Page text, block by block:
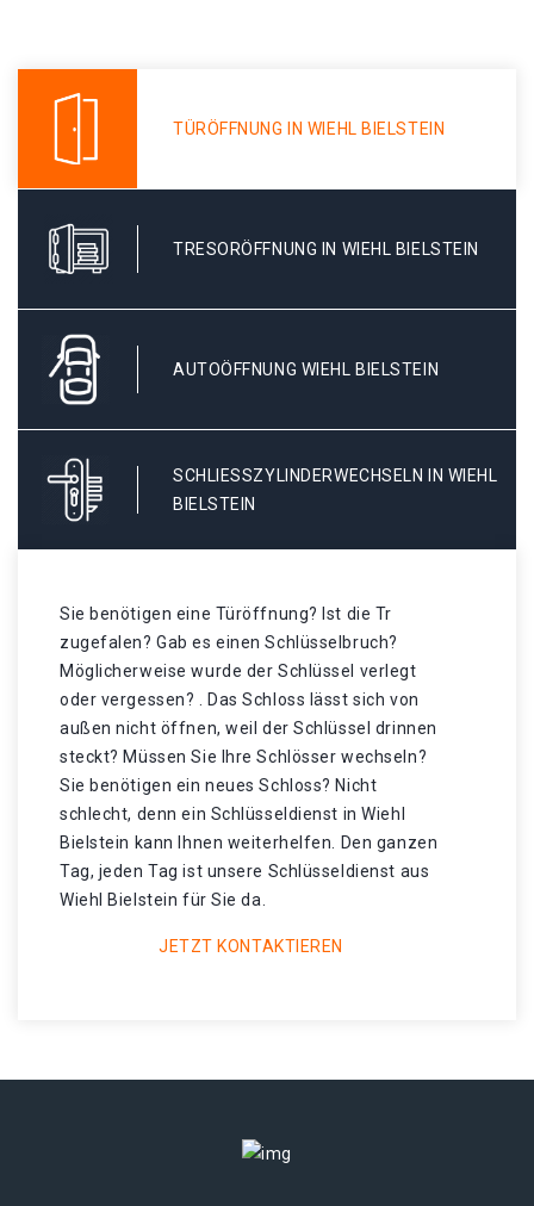
TÜRÖFFNUNG IN WIEHL BIELSTEIN
TRESORÖFFNUNG IN WIEHL BIELSTEIN
AUTOÖFFNUNG WIEHL BIELSTEIN
SCHLIESSZYLINDERWECHSELN IN WIEHL B
IELSTEIN
Sie benötigen eine Türöffnung? Ist die Tr
zugefalen? Gab es einen Schlüsselbruch?
Möglicherweise wurde der Schlüssel verlegt
oder vergessen? . Das Schloss lässt sich von
außen nicht öffnen, weil der Schlüssel drinnen
steckt? Müssen Sie Ihre Schlösser wechseln?
Sie benötigen ein neues Schloss? Nicht
schlecht, denn ein Schlüsseldienst in Wiehl
Bielstein kann Ihnen weiterhelfen. Den ganzen
Tag, jeden Tag ist unsere Schlüsseldienst aus
Wiehl Bielstein für Sie da.
JETZT KONTAKTIEREN